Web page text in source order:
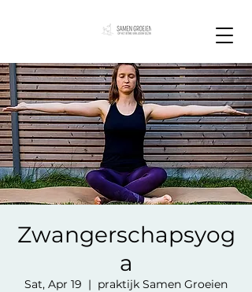
Zwangerschapsyog
a
Sat, Apr 19
  |
praktijk Samen Groeien